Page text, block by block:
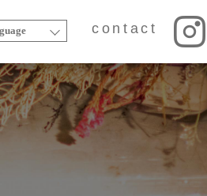
contact
contact
art
music
goods